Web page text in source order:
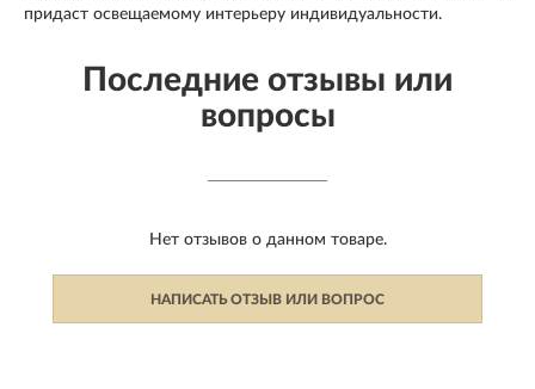
придаст освещаемому интерьеру индивидуальности.
Последние отзывы или
вопросы
Нет отзывов о данном товаре.
НАПИСАТЬ ОТЗЫВ ИЛИ ВОПРОС